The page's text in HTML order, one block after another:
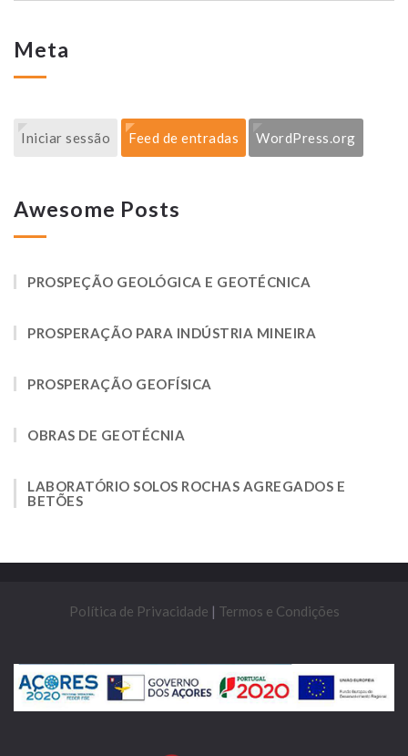
Meta
Iniciar sessão Feed de entradas WordPress.org
Awesome Posts
PROSPEÇÃO GEOLÓGICA E GEOTÉCNICA
PROSPERAÇÃO PARA INDÚSTRIA MINEIRA
PROSPERAÇÃO GEOFÍSICA
OBRAS DE GEOTÉCNIA
LABORATÓRIO SOLOS ROCHAS AGREGADOS E
BETÕES
Política de Privacidade | Termos e Condições